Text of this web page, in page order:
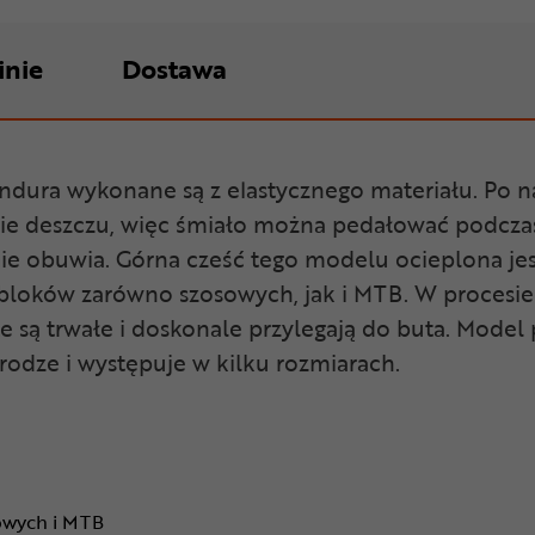
Dostawa
wykonane są z elastycznego materiału. Po
deszczu, więc śmiało można pedałować
obuwia. Górna cześć tego modelu ocieplona
zarówno szosowych, jak i MTB. W
są trwałe i doskonale przylegają do buta.
i występuje w kilku rozmiarach.
i MTB